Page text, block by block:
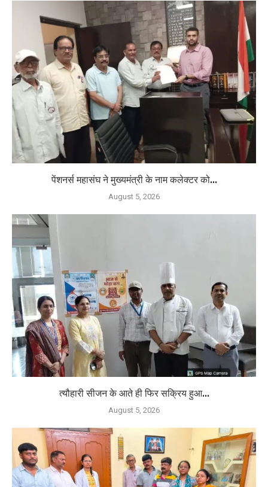
पेंशनर्स महासंघ ने मुख्यमंत्री के नाम कलेक्टर को...
August 5, 2026
त्यौहारी सीजन के आते ही फिर सक्रिय हुआ...
August 5, 2026